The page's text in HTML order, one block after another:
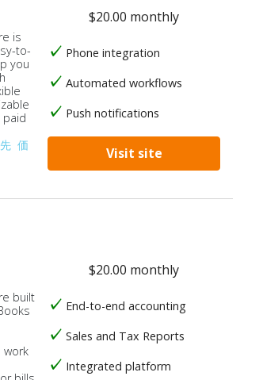
is
to-
you
paid
価
$20.00 monthly
Phone integration
Automated workflows
Push notifications
Visit site
built
work
$20.00 monthly
End-to-end accounting
Sales and Tax Reports
Integrated platform